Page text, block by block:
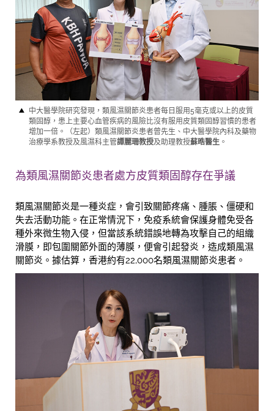
中大醫學院研究發現，類風濕關節炎患者每日服用5毫克或以上的皮質
類固醇，患上主要心血管疾病的風險比沒有服用皮質類固醇習慣的患者
增加一倍。（左起）類風濕關節炎患者曾先生、中大醫學院內科及藥物
治療學系教授及風濕科主管譚麗珊教授及助理教授蘇晧醫生。
為類風濕關節炎患者處方皮質類固醇存在爭議
類風濕關節炎是一種炎症，會引致關節疼痛、腫脹、僵硬和
失去活動功能。在正常情況下，免疫系統會保護身體免受各
種外來微生物入侵，但當該系統錯誤地轉為攻擊自己的組織
滑膜，即包圍關節外面的薄膜，便會引起發炎，造成類風濕
關節炎。據估算，香港約有22,000名類風濕關節炎患者。